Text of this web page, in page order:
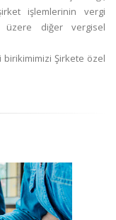
işlemlerinin vergi
üzere diğer vergisel
birikimimizi Şirkete özel